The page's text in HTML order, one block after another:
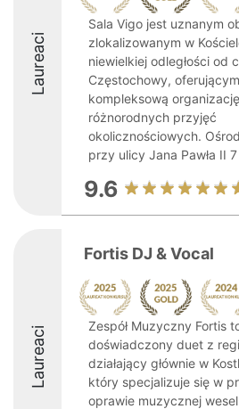
Laureaci
Sala Vigo jest uznanym
zlokalizowanym w
niewielkiej odległości od
Częstochowy, oferującym
kompleksową organizację
różnorodnych przyjęć
okolicznościowych.
przy ulicy Jana Pawła II
9.6
Laureaci
Fortis DJ & Vocal
Zespół Muzyczny Fortis
doświadczony duet z
działający głównie w
który specjalizuje się w
oprawie muzycznej